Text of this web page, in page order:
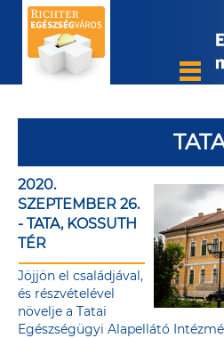
2020.
SZEPTEMBER 26.
- TATA, KOSSUTH
TÉR
Jöjjön el családjával,
és részvételével
növelje a Tatai
Egészségügyi Alapellátó